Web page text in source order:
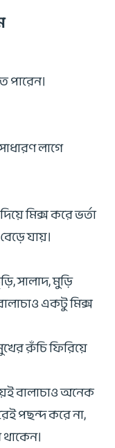
পারেন।
লাগে
মিক্স করে ভর্তা
যায়।
সালাদ, মুড়ি
একটু মিক্স
রুঁচি ফিরিয়ে
বালাচাও অনেক
পছন্দ করে না,